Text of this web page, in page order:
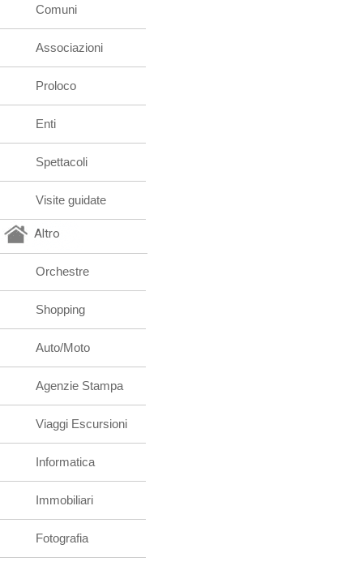
Comuni
Associazioni
Proloco
Enti
Spettacoli
Visite guidate
Altro
Orchestre
Shopping
Auto/Moto
Agenzie Stampa
Viaggi Escursioni
Informatica
Immobiliari
Fotografia